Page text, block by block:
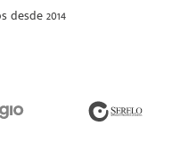
desde 2014